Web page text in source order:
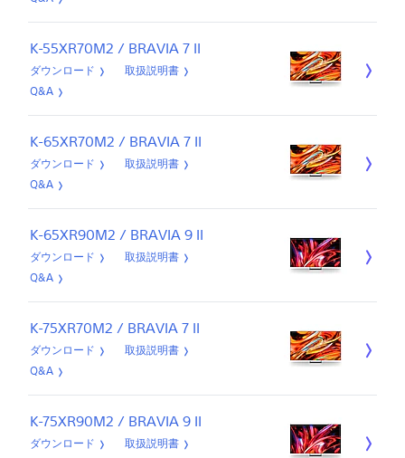
K-55XR70M2 / BRAVIA 7 II
ダウンロード
取扱説明書
Q&A
K-65XR70M2 / BRAVIA 7 II
ダウンロード
取扱説明書
Q&A
K-65XR90M2 / BRAVIA 9 II
ダウンロード
取扱説明書
Q&A
K-75XR70M2 / BRAVIA 7 II
ダウンロード
取扱説明書
Q&A
K-75XR90M2 / BRAVIA 9 II
ダウンロード
取扱説明書